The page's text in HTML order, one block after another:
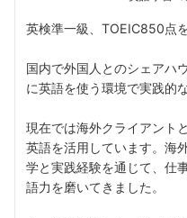
英検準一級、TOEIC850点を
国内で外国人とのシェアハ
に英語を使う環境で実践的
現在では海外クライアント
英語を活用しています。海
学と実践経験を通じて、仕
語力を磨いてきました。